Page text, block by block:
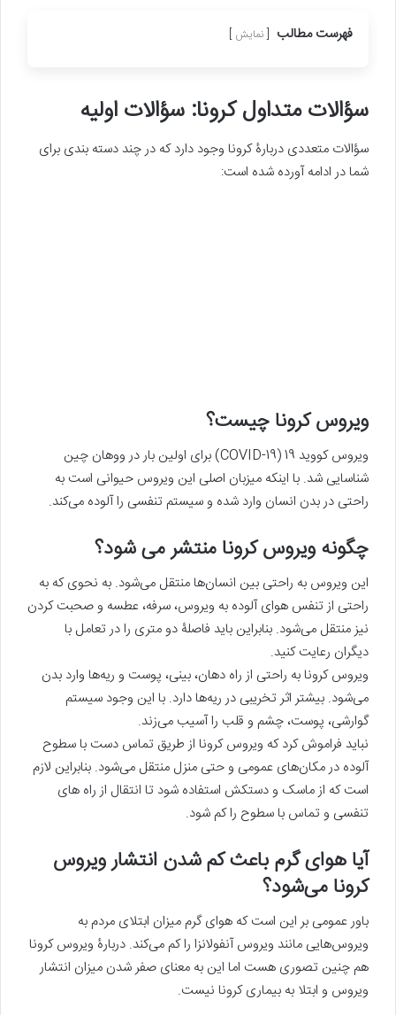
فهرست مطالب نمایش
سؤالات متداول کرونا: سؤالات اولیه
سؤالات متعددی دربارۀ کرونا وجود دارد که در چند دسته بندی برای
شما در ادامه آورده شده است:
ویروس کرونا چیست؟
ویروس کووید 19 (COVID-19) برای اولین بار در ووهان چین
شناسایی شد. با اینکه میزبان اصلی این ویروس حیوانی است به
راحتی در بدن انسان وارد شده و سیستم تنفسی را آلوده می‌کند.
چگونه ویروس کرونا منتشر می شود؟
این ویروس به راحتی بین انسان‌ها منتقل می‌شود. به نحوی که به
راحتی از تنفس هوای آلوده به ویروس، سرفه، عطسه و صحبت کردن
نیز منتقل می‌شود. بنابراین باید فاصلۀ دو متری را در تعامل با
دیگران رعایت کنید.
ویروس کرونا به راحتی از راه دهان، بینی، پوست و ریه‌ها وارد بدن
می‌شود. بیشتر اثر تخریبی در ریه‌ها دارد. با این وجود سیستم
گوارشی، پوست، چشم و قلب را آسیب می‌زند.
نباید فراموش کرد که ویروس کرونا از طریق تماس دست با سطوح
آلوده در مکان‌های عمومی و حتی منزل منتقل می‌شود. بنابراین لازم
است که از ماسک و دستکش استفاده شود تا انتقال از راه های
تنفسی و تماس با سطوح را کم شود.
آیا هوای گرم باعث کم شدن انتشار ویروس
کرونا می‌شود؟
باور عمومی بر این است که هوای گرم میزان ابتلای مردم به
ویروس‌هایی مانند ویروس آنفولانزا را کم می‌کند. دربارۀ ویروس کرونا
هم چنین تصوری هست اما این به معنای صفر شدن میزان انتشار
ویروس و ابتلا به بیماری کرونا نیست.